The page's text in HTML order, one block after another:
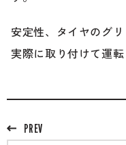
安定性、タイヤのグ
実際に取り付けて運
PREV